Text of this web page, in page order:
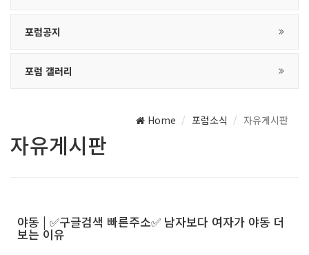
포럼공지
포럼 갤러리
Home 포럼소식 자유게시판
자유게시판
야동 | ✅구글검색 빠른주소✅ 남자보다 여자가 야동 더
보는 이유